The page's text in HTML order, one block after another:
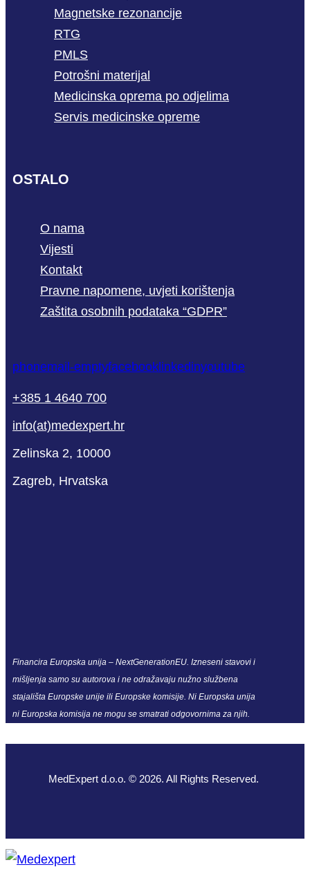
Magnetske rezonancije
RTG
PMLS
Potrošni materijal
Medicinska oprema po odjelima
Servis medicinske opreme
OSTALO
O nama
Vijesti
Kontakt
Pravne napomene, uvjeti korištenja
Zaštita osobnih podataka “GDPR”
phonemail-emptyfacebooklinkedinyoutube
+385 1 4640 700
info(at)medexpert.hr
Zelinska 2, 10000
Zagreb, Hrvatska
Financira Europska unija – NextGenerationEU. Izneseni stavovi i
mišljenja samo su autorova i ne odražavaju nužno službena
stajališta Europske unije ili Europske komisije. Ni Europska unija
ni Europska komisija ne mogu se smatrati odgovornima za njih.
MedExpert d.o.o. © 2026. All Rights Reserved.